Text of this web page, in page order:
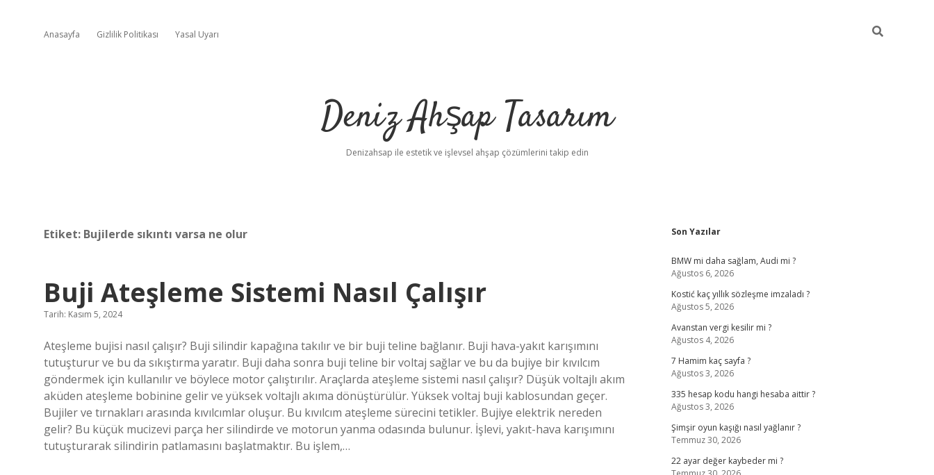
Anasayfa Gizlilik Politikası Yasal Uyarı
Deniz Ahşap Tasarım
Denizahsap ile estetik ve işlevsel ahşap çözümlerini takip edin
Etiket: Bujilerde sıkıntı varsa ne olur
Buji Ateşleme Sistemi Nasıl Çalışır
Tarih: Kasım 5, 2024
Ateşleme bujisi nasıl çalışır? Buji silindir kapağına takılır ve bir buji teline bağlanır. Buji hava-yakıt karışımını
tutuşturur ve bu da sıkıştırma yaratır. Buji daha sonra buji teline bir voltaj sağlar ve bu da bujiye bir kıvılcım
göndermek için kullanılır ve böylece motor çalıştırılır. Araçlarda ateşleme sistemi nasıl çalışır? Düşük voltajlı akım
aküden ateşleme bobinine gelir ve yüksek voltajlı akıma dönüştürülür. Yüksek voltaj buji kablosundan geçer.
Bujiler ve tırnakları arasında kıvılcımlar oluşur. Bu kıvılcım ateşleme sürecini tetikler. Bujiye elektrik nereden
gelir? Bu küçük mucizevi parça her silindirde ve motorun yanma odasında bulunur. İşlevi, yakıt-hava karışımını
tutuşturarak silindirin patlamasını başlatmaktır. Bu işlem,…
Sidebar
Son Yazılar
BMW mi daha sağlam, Audi mi ?
Ağustos 6, 2026
Kostić kaç yıllık sözleşme imzaladı ?
Ağustos 5, 2026
Avanstan vergi kesilir mi ?
Ağustos 4, 2026
7 Hamim kaç sayfa ?
Ağustos 3, 2026
335 hesap kodu hangi hesaba aittir ?
Ağustos 3, 2026
Şimşir oyun kaşığı nasıl yağlanır ?
Temmuz 30, 2026
22 ayar değer kaybeder mi ?